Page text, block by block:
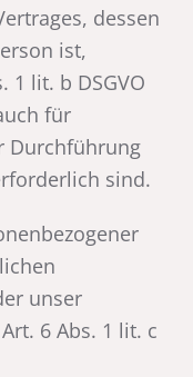
dessen
ist,
1 lit. b DSGVO
für
Durchführung
sind.
unser
6 Abs. 1 lit. c